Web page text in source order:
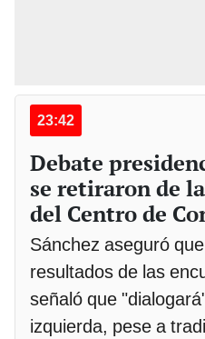
23:42
Debate
se retiraron de
del Centro de
Sánchez aseguró
resultados de las
señaló que
izquierda, pese a